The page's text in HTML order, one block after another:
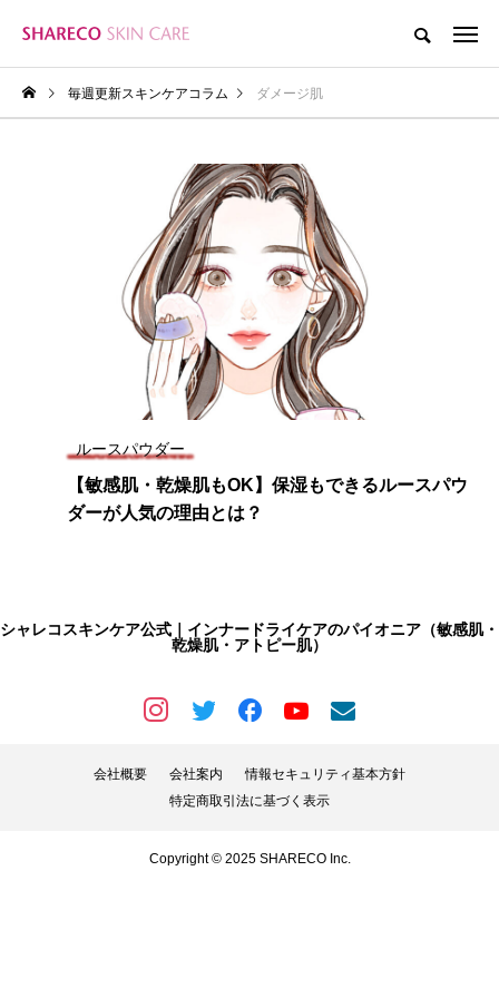
毎週更新スキンケアコラム ダメージ肌
ルースパウダー
【敏感肌・乾燥肌もOK】保湿もできるルースパウ
ダーが人気の理由とは？
シャレコスキンケア公式｜インナードライケアのパイオニア（敏感肌・
乾燥肌・アトピー肌）
会社概要 会社案内
情報セキュリティ基本方針
特定商取引法に基づく表示
Copyright © 2025 SHARECO Inc.